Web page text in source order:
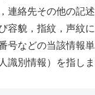
連絡先その他の記述
容貌，指紋，声紋に
号などの当該情報単
識別情報）を指しま